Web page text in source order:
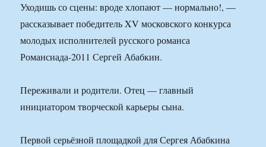
Уходишь со сцены: вроде хлопают — нормально!, —
рассказывает победитель XV московского конкурса
молодых исполнителей русского романса
Романсиада-2011 Сергей Абабкин.
Переживали и родители. Отец — главный
инициатором творческой карьеры сына.
Первой серьёзной площадкой для Сергея Абабкина